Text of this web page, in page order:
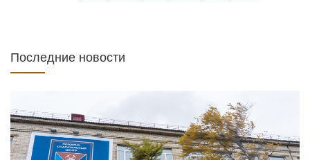
Последние новости